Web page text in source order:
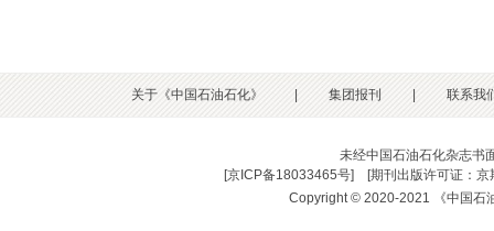
关于《中国石油石化》 集团报刊 联系我
未经中国石油石化杂志书
[京ICP备18033465号] [期刊出版许可证：
Copyright © 2020-2021 《中国石